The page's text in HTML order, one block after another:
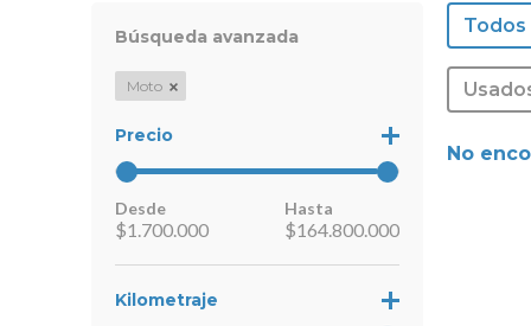
Búsqueda avanzada
Moto
Precio
Desde
$1.700.000
Hasta
$164.800.000
Kilometraje
Todos
No